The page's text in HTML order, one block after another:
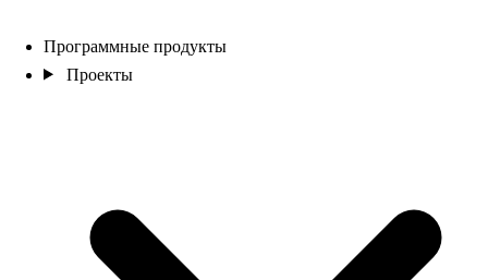
Программные продукты
Проекты